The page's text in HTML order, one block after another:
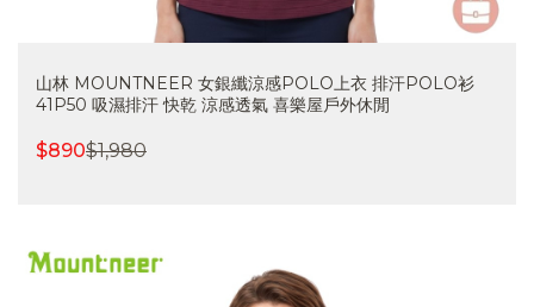
山林 MOUNTNEER 女銀纖涼感POLO上衣 排汗POLO衫
41P50 吸濕排汗 快乾 涼感透氣 喜樂屋戶外休閒
$890$1,980